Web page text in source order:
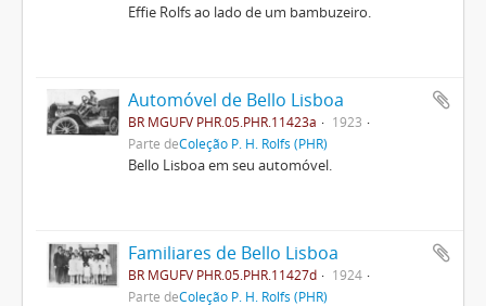
Effie Rolfs ao lado de um bambuzeiro.
Automóvel de Bello Lisboa
BR MGUFV PHR.05.PHR.11423a
1923
Parte deColeção P. H. Rolfs (PHR)
Bello Lisboa em seu automóvel.
Familiares de Bello Lisboa
BR MGUFV PHR.05.PHR.11427d
1924
Parte deColeção P. H. Rolfs (PHR)